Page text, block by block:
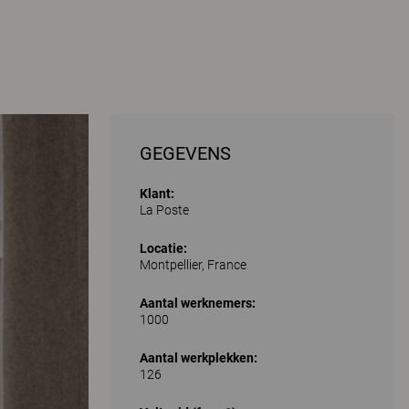
GEGEVENS
Klant:
La Poste
Locatie:
Montpellier, France
Aantal werknemers:
1000
Aantal werkplekken:
126